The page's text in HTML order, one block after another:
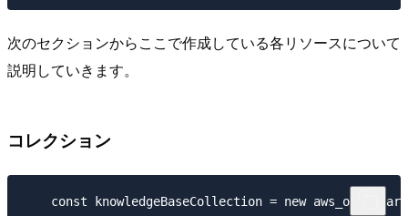
次のセクションからここで作成している各リソースについて
説明していきます。
コレクション
const knowledgeBaseCollection = new